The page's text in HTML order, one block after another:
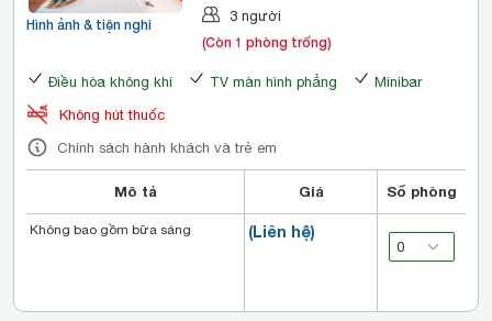
Hình ảnh & tiện nghi
3 người
(Còn 1 phòng trống)
Điều hòa không khí TV màn hình phẳng
Minibar
Không hút thuốc
Chính sách hành khách và trẻ em
Mô tả Giá Số phòng
(Liên hệ)
Không bao gồm bữa sáng